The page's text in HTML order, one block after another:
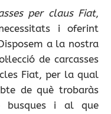
per claus Fiat,
i oferint
a la nostra
de carcasses
Fiat, per la qual
de què trobaràs
busques i al que